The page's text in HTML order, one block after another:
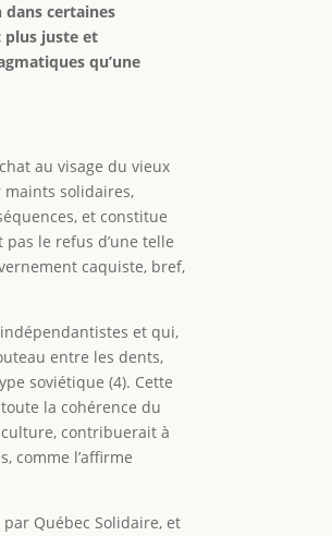
dans certaines
plus juste et
qu’une
au visage du vieux
maints solidaires,
et constitue
le refus d’une telle
caquiste, bref,
et qui,
entre les dents,
soviétique (4). Cette
la cohérence du
contribuerait à
comme l’affirme
Québec Solidaire, et